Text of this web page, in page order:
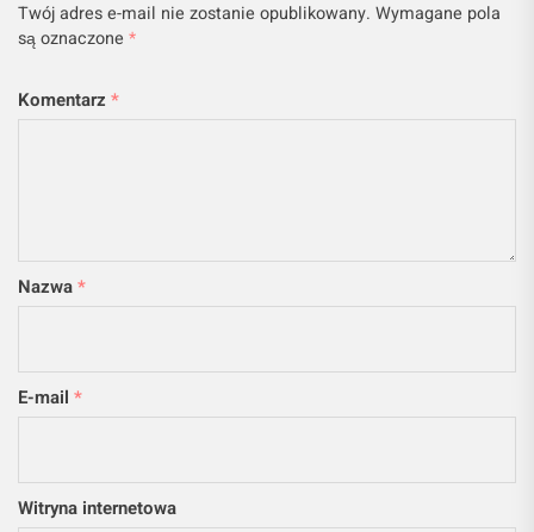
Twój adres e-mail nie zostanie opublikowany. Wymagane pola
są oznaczone *
Komentarz *
Nazwa*
E-mail *
Witryna internetowa